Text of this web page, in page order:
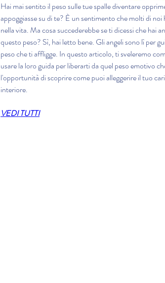
Hai mai sentito il peso sulle tue spalle diventare
appoggiasse su di te? È un sentimento che molti di
nella vita. Ma cosa succederebbe se ti dicessi che hai
questo peso? Sì, hai letto bene. Gli angeli sono lì per
peso che ti affligge. In questo articolo, ti sveleremo
usare la loro guida per liberarti da quel peso emotivo
l'opportunità di scoprire come puoi alleggerire il tuo
interiore.
VEDI TUTTI